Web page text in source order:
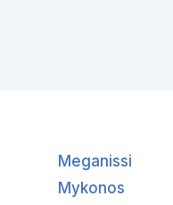
Meganissi
Mykonos